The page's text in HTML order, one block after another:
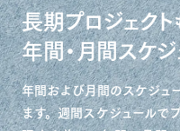
長期プロジェク
年間・月間スケ
年間および月間のスケジュ
ます。週間スケジュールで